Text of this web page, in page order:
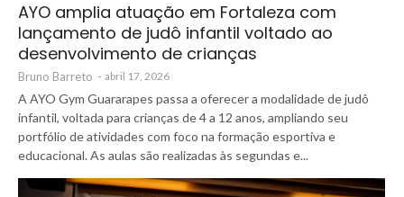
AYO amplia atuação em Fortaleza com
lançamento de judô infantil voltado ao
desenvolvimento de crianças
Bruno Barreto - abril 17, 2026
A AYO Gym Guararapes passa a oferecer a modalidade de judô
infantil, voltada para crianças de 4 a 12 anos, ampliando seu
portfólio de atividades com foco na formação esportiva e
educacional. As aulas são realizadas às segundas e...